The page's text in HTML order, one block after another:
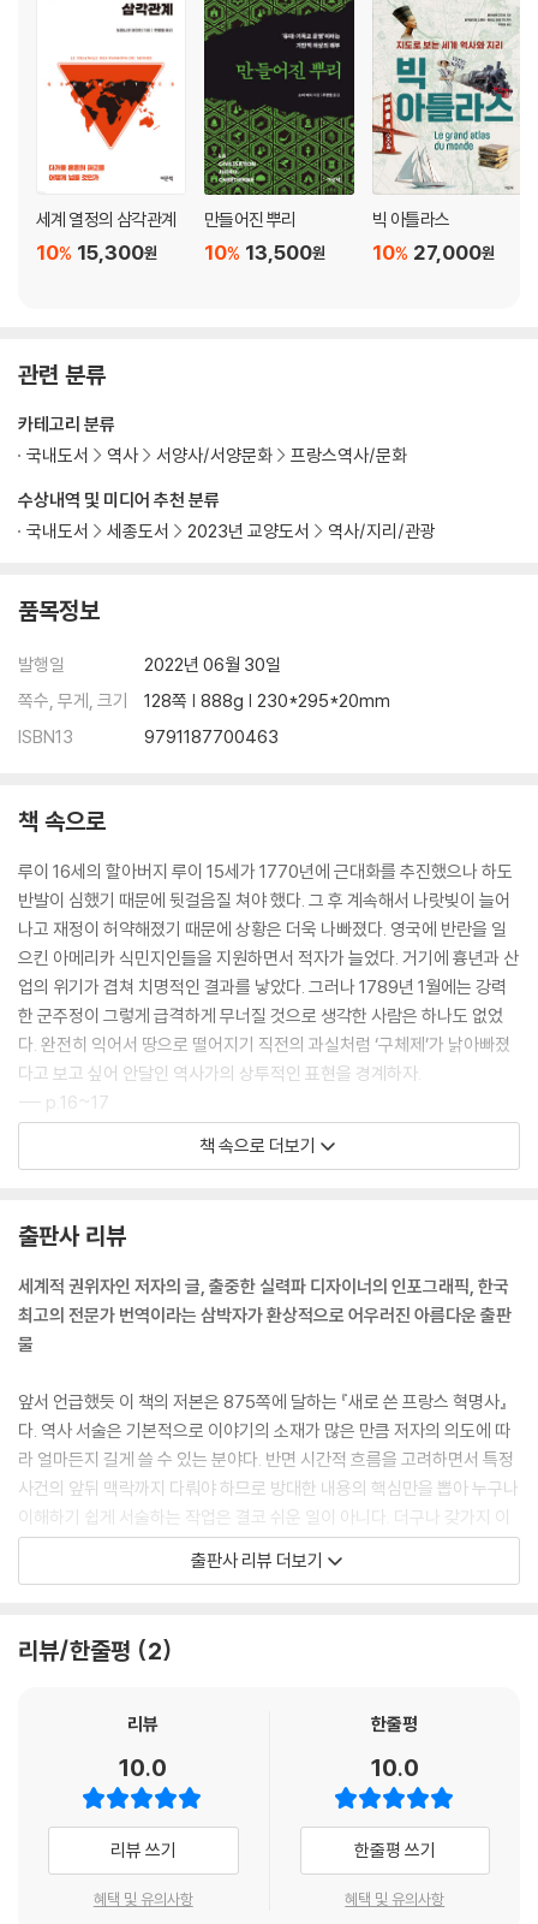
세계 열정의 삼각관계
15,300원
10%
만들어진 뿌리
13,500원
10%
빅 아틀라스
27,000원
10%
관련 분류
수상내역 및 미디어 추천 분류
국내도서
세종도서 2023년 교양도서 역사/지리/관광
카테고리 분류
국내도서
역사 서양사/서양문화 프랑스역사/문화
품목정보
발행일
2022년 06월 30일
쪽수, 무게, 크기
128쪽 | 888g | 230*295*20mm
ISBN13
9791187700463
책 속으로
루이 16세의 할아버지 루이 15세가 1770년에 근대화를 추진했으나 하도
반발이 심했기 때문에 뒷걸음질 쳐야 했다. 그 후 계속해서 나랏빚이 늘어
나고 재정이 허약해졌기 때문에 상황은 더욱 나빠졌다. 영국에 반란을 일
으킨 아메리카 식민지인들을 지원하면서 적자가 늘었다. 거기에 흉년과 산
업의 위기가 겹쳐 치명적인 결과를 낳았다. 그러나 1789년 1월에는 강력
한 군주정이 그렇게 급격하게 무너질 것으로 생각한 사람은 하나도 없었
다. 완전히 익어서 땅으로 떨어지기 직전의 과실처럼 ‘구체제’가 낡아빠졌
다고 보고 싶어 안달인 역사가의 상투적인 표현을 경계하자.
--- p.16~17
1791년 6월 21일, 루이 16세와 가족은 한밤에 파리를 떠나 반혁명가로 알
다. 아마 부이예 장군의 실질적 도움을 받지 못한 탓도 있었을 것이다. 국회
의원 일부는 도주가 아니라 납치라고 했지만, 어쨌든 이 사건 때문에 나라
가 크게 흔들렸다. 단 며칠 만에 그 소식이 방방곡곡에 퍼졌고, 사람들은 내
전의 고통과 반혁명의 두려움에 사로잡혔다. 사람들은 즉시 격렬히 반응하
로 바뀌었다. 공권력에 맞서다 목숨을 잃는 사람도 있었다. 일주일은 놀라
운 모험으로 끝나지 않고 프랑스 역사를 바꾸었다.
--- p.28
1792년 여름은 진정한 혁명이 일어나 프랑스가 군주정과 근본적으로 결
별하는 시기다. 1789년부터 자리 잡은 의회군주정/입헌군주정은 8월 10
일의 반란으로 휩쓸렸다. 적군이 북방을 침입하고 파리를 직접 위협하던
때였다. 정치권력의 빈자리가 생기고, 정변을 조직한 반란 코뮌/혁명 코뮌
는 새 의회인 국민공회를 소집해서 새로운 체제, 이 경우 공화국을 세우도
에 모아놓고 있었다. 그날은 혼란스럽게 흘러갔다. 왕과 의원들은 각자 복
잡한 정치적 속셈을 품은 채 상황에 대처했고, 격돌과 학살로 1,000명 이
상이 숨진 하루였다.
--- p.34
1793년 1월 21일, 왕의 처형은 혁명과 프랑스 역사에서 중대 전환점이다.
많은 사람이 종종 확신하는 바와 달리 예측하지 못한 사건이었다. 1792년
책 속으로 더보기
출판사 리뷰
세계적 권위자인 저자의 글, 출중한 실력파 디자이너의 인포그래픽, 한국
최고의 전문가 번역이라는 삼박자가 환상적으로 어우러진 아름다운 출판
물
앞서 언급했듯 이 책의 저본은 875쪽에 달하는 『새로 쓴 프랑스 혁명사』
다. 역사 서술은 기본적으로 이야기의 소재가 많은 만큼 저자의 의도에 따
라 얼마든지 길게 쓸 수 있는 분야다. 반면 시간적 흐름을 고려하면서 특정
사건의 앞뒤 맥락까지 다뤄야 하므로 방대한 내용의 핵심만을 뽑아 누구나
이해하기 쉽게 서술하는 작업은 결코 쉬운 일이 아니다. 더구나 갖가지 이
유로 일어난 ‘혁명’이라는 대격변 자체와 그것을 둘러싼 10년 이상의 주요
흐름을 한눈에 파악할 수 있게 명료한 이미지로 시각화하기 위해서는 데이
덕에 그 어떤 책보다 소장 욕구를 불러일으키기에 부족함이 없다. 그리고
음부터 차근차근 읽지 않고 관심 가는 장면이나 사건, 인물 위주로 골라 읽
어도 무방하다. 고급스러운 색감의 큰 판형에 시원시원한 그림과 매우 상
세한 자료성 이미지들이 어우러져 중요한 역사적 데이터를 효과적으로 보
여줄 뿐 아니라 번역자의 세심한 각주가 보태져 한국어판을 읽는 독자들에
게 원서 이상의 고급 정보를 풍부하게 전달하고 있기 때문이다. 진지하고
출판사 리뷰 더보기
리뷰/한줄평 2
리뷰
10.0
리뷰 쓰기
혜택 및 유의사항
한줄평
10.0
한줄평 쓰기
혜택 및 유의사항